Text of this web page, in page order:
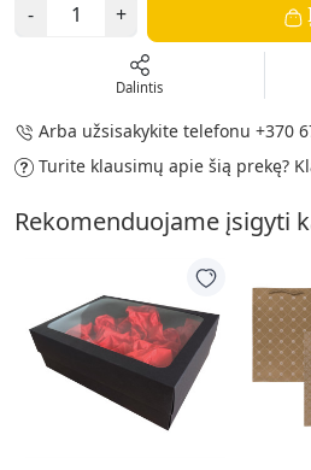
- +
Dalintis
Arba užsisakykite telefonu +370
Turite klausimų apie šią prekę?
Rekomenduojame įsigyti